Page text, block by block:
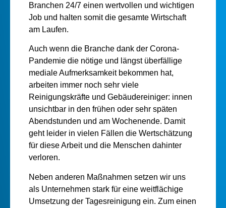
Branchen 24/7 einen wertvollen und wichtigen
Job und halten somit die gesamte Wirtschaft
am Laufen.
Auch wenn die Branche dank der Corona-
Pandemie die nötige und längst überfällige
mediale Aufmerksamkeit bekommen hat,
arbeiten immer noch sehr viele
Reinigungskräfte und Gebäudereiniger: innen
unsichtbar in den frühen oder sehr späten
Abendstunden und am Wochenende. Damit
geht leider in vielen Fällen die Wertschätzung
für diese Arbeit und die Menschen dahinter
verloren.
Neben anderen Maßnahmen setzen wir uns
als Unternehmen stark für eine weitflächige
Umsetzung der Tagesreinigung ein. Zum einen